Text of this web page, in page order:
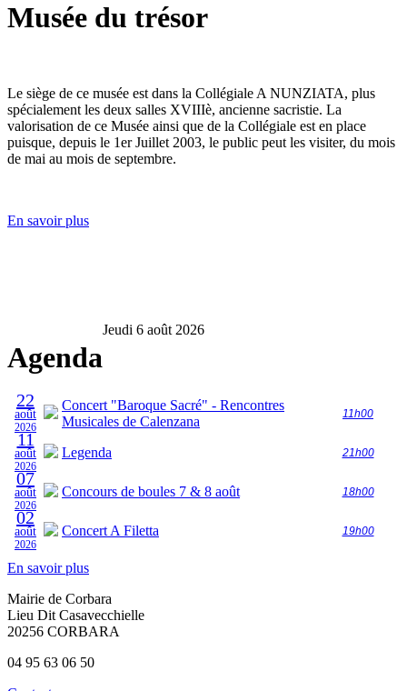
Musée du trésor
Le siège de ce musée est dans la Collégiale A NUNZIATA, plus
spécialement les deux salles XVIIIè, ancienne sacristie. La
valorisation de ce Musée ainsi que de la Collégiale est en place
puisque, depuis le 1er Juillet 2003, le public peut les visiter, du mois
de mai au mois de septembre.
En savoir plus
Agenda
Jeudi 6 août 2026
22
août
2026
Concert "Baroque Sacré" - Rencontres
Musicales de Calenzana
11h00
11
août
2026
Legenda 21h00
07
août
2026
Concours de boules 7 & 8 août 18h00
02
août
2026
Concert A Filetta 19h00
En savoir plus
Mairie de Corbara
Lieu Dit Casavecchielle
20256 CORBARA
04 95 63 06 50